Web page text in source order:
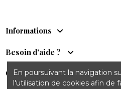
Informations
Besoin d'aide ?
Comptoir du Sud
En poursuivant la navigation
l'utilisation de cookies afin de